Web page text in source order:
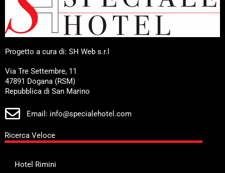
Progetto a cura di: SH Web s.r.l
Via Tre Settembre, 11
47891 Dogana (RSM)
Repubblica di San Marino
Email: info@specialehotel.com
Ricerca Veloce
Hotel Rimini